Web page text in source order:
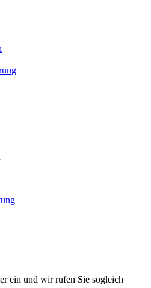
ein und wir rufen Sie sogleich